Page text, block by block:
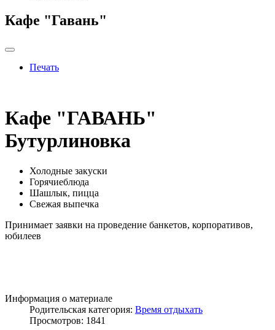
Кафе "Гавань"
Печать
Кафе "ГАВАНЬ"
Бутурлиновка
Холодные закуски
Горячиеблюда
Шашлык, пицца
Свежая выпечка
Принимает заявки на проведение банкетов, корпоративов,
юбилеев
Информация о материале
Родительская категория: Время отдыхать
Просмотров: 1841